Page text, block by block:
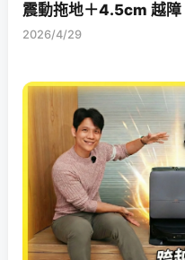
震動拖地＋4.5cm 越
2026/4/29